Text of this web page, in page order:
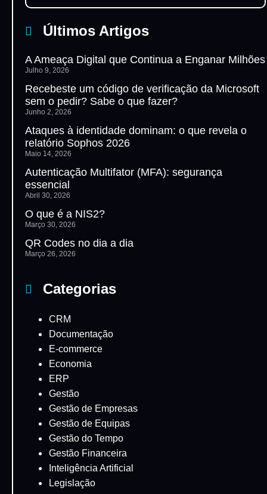
Últimos Artigos
A Ameaça Digital que Continua a Enganar Milhões
Julho 9, 2026
Recebeste um código de verificação da Microsoft
sem o pedir? Sabe o que fazer?
Junho 2, 2026
Ataques à identidade dominam: o que revela o
relatório Sophos 2026
Maio 14, 2026
Autenticação Multifator (MFA): segurança
essencial
Abril 30, 2026
O que é a NIS2?
Março 30, 2026
QR Codes no dia a dia
Março 26, 2026
Categorias
CRM
Documentação
E-commerce
Economia
ERP
Gestão
Gestão de Empresas
Gestão de Equipas
Gestão do Tempo
Gestão Financeira
Inteligência Artificial
Legislação